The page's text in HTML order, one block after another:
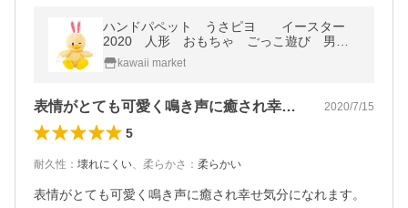
ハンドパペット うさピヨ イースター
2020 人形 おもちゃ ごっこ遊び 男の
子 女の子 インテリア シー グッズ お
土産kawaii market
表情がとても可愛く鳴き声に癒され幸せ気… 2020/7/15
5
耐久性 ： 壊れにくい、 柔らかさ ： 柔らかい
表情がとても可愛く鳴き声に癒され幸せ気分になれます。